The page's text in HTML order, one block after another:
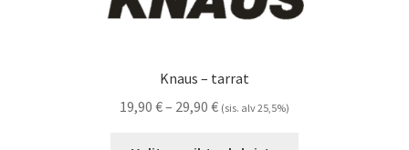
Knaus – tarrat
19,90 €– 29,90 €Hintaluokka:
(sis. alv 25,5%)